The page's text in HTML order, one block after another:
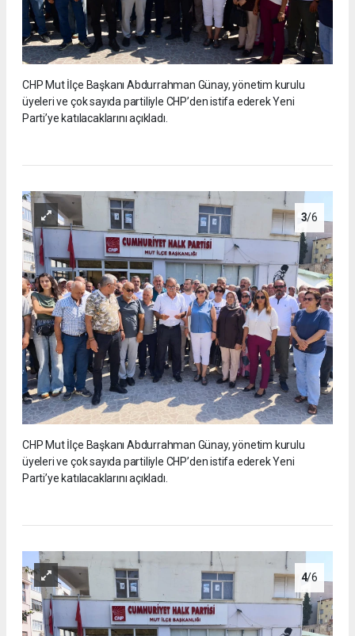
CHP Mut İlçe Başkanı Abdurrahman Günay, yönetim kurulu
üyeleri ve çok sayıda partiliyle CHP’den istifa ederek Yeni
Parti’ye katılacaklarını açıkladı.
3/6
CHP Mut İlçe Başkanı Abdurrahman Günay, yönetim kurulu
üyeleri ve çok sayıda partiliyle CHP’den istifa ederek Yeni
Parti’ye katılacaklarını açıkladı.
4/6